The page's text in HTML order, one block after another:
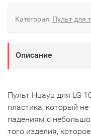
Категория: Пульт для
Описание
Пульт Huayu для LG
пластика, который
падениям с
того изделия,